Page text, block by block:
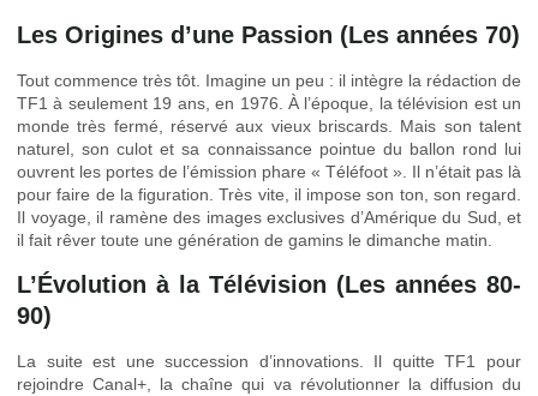
Les Origines d’une Passion (Les années 70)
Tout commence très tôt. Imagine un peu : il intègre la rédaction de
TF1 à seulement 19 ans, en 1976. À l’époque, la télévision est un
monde très fermé, réservé aux vieux briscards. Mais son talent
naturel, son culot et sa connaissance pointue du ballon rond lui
ouvrent les portes de l’émission phare « Téléfoot ». Il n’était pas là
pour faire de la figuration. Très vite, il impose son ton, son regard.
Il voyage, il ramène des images exclusives d’Amérique du Sud, et
il fait rêver toute une génération de gamins le dimanche matin.
L’Évolution à la Télévision (Les années 80-
90)
La suite est une succession d’innovations. Il quitte TF1 pour
rejoindre Canal+, la chaîne qui va révolutionner la diffusion du